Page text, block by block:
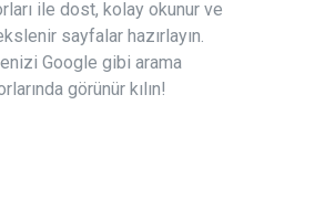
ile dost, kolay okunur ve
sayfalar hazırlayın.
Google gibi arama
görünür kılın!